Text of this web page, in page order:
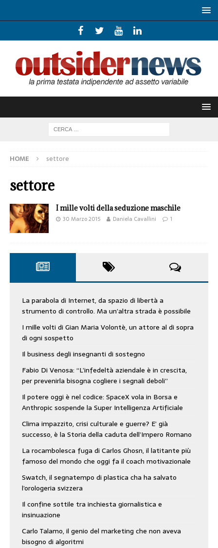
HOME settore
settore
I mille volti della seduzione maschile
30 Marzo 2015 Daniela Cavallini 1
La parabola di Internet, da spazio di libertà a
strumento di controllo. Ma un’altra strada è possibile
I mille volti di Gian Maria Volontè, un attore al di sopra
di ogni sospetto
Il business degli insegnanti di sostegno
Fabio Di Venosa: “L’infedeltà aziendale è in crescita,
per prevenirla bisogna cogliere i segnali deboli”
Il potere oggi è nel codice: SpaceX vola in Borsa e
Anthropic sospende la Super Intelligenza Artificiale
Clima impazzito, crisi culturale e guerre? E’ già
successo, è la Storia della caduta dell’Impero Romano
La rocambolesca fuga di Carlos Ghosn, il latitante più
famoso del mondo che oggi fa il coach motivazionale
Swatch, il segnatempo di plastica cha ha salvato
l’orologeria svizzera
Il confine sottile tra inchiesta giornalistica e
insinuazione
Carlo Talamo, il genio del marketing che non aveva
bisogno di algoritmi